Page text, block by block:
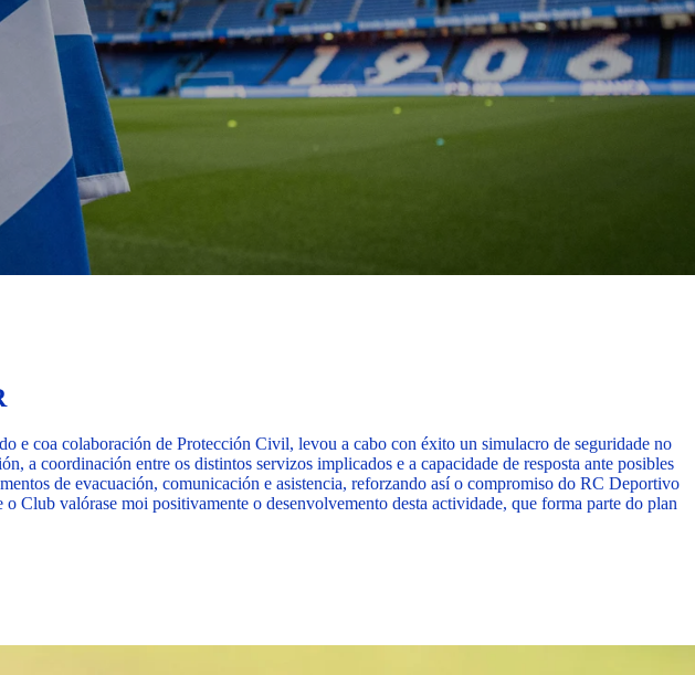
e coa colaboración de Protección Civil, levou a cabo con éxito un simulacro de seguridade no
a coordinación entre os distintos servizos implicados e a capacidade de resposta ante posibles
de evacuación, comunicación e asistencia, reforzando así o compromiso do RC Deportivo
o Club valórase moi positivamente o desenvolvemento desta actividade, que forma parte do plan